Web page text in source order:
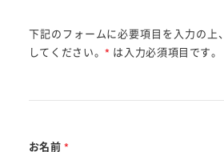
下記のフォームに必要項目を入力の上
してください。* は入力必須項目です。
お名前